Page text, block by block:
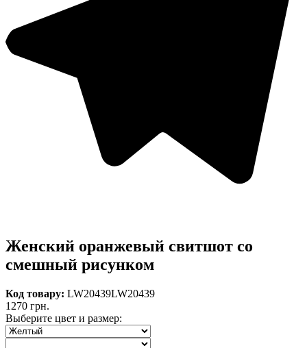
Женский оранжевый свитшот со
смешный рисунком
Код товару: LW20439LW20439
1270 грн.
Выберите цвет и размер: